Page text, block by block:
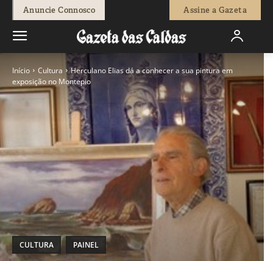
Anuncie Connosco Assine a Gazeta
Início Cultura
Herculano Elias dá a conhecer a sua pintura em
exposição no Montepio
CULTURA PAINEL